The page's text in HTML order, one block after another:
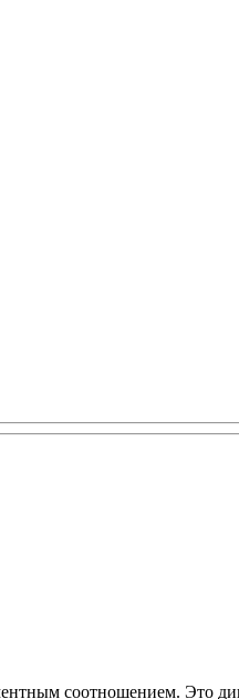
соотношением. Это